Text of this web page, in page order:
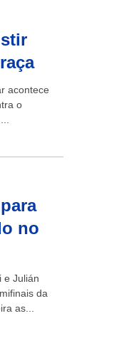
acontece
o
no
e Julián
da
as...